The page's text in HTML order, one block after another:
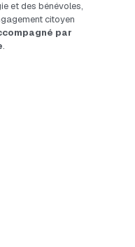
citoyen
par
.